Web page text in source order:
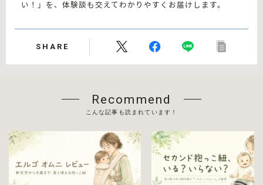
い！」を、体験談も交えてわかりやすくお届けします。
SHARE
Recommend
こんな記事も読まれています！